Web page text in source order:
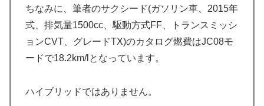
ちなみに、筆者のサクシード(ガソリン車、2015年
式、排気量1500cc、駆動方式FF、トランスミッシ
ョンCVT、グレードTX)のカタログ燃費はJC08モ
ードで18.2km/lとなっています。
ハイブリッドではありません。